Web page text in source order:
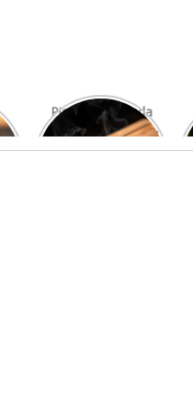
Picanha Grelhada
com Chimichurri